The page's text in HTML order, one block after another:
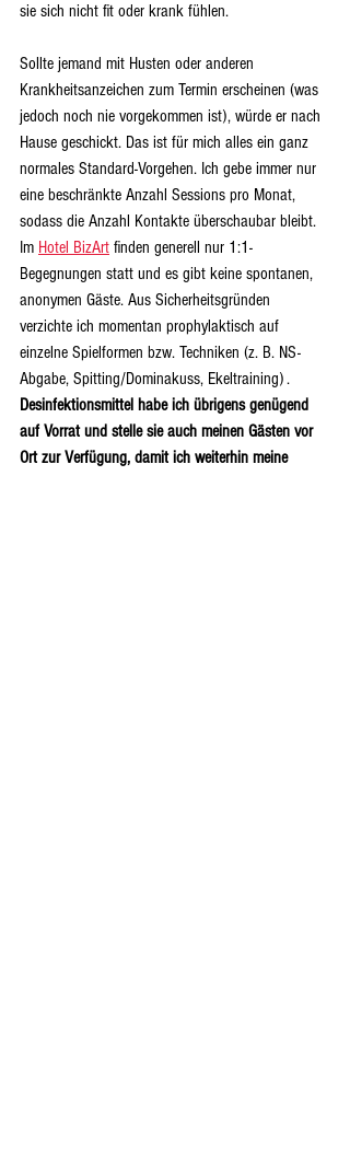
sie sich nicht fit oder krank fühlen.
Sollte jemand mit Husten oder anderen
Krankheitsanzeichen zum Termin erscheinen (was
jedoch noch nie vorgekommen ist), würde er nach
Hause geschickt. Das ist für mich alles ein ganz
normales Standard-Vorgehen. Ich gebe immer nur
eine beschränkte Anzahl Sessions pro Monat,
sodass die Anzahl Kontakte überschaubar bleibt.
Im Hotel BizArt finden generell nur 1:1-
Begegnungen statt und es gibt keine spontanen,
anonymen Gäste. Aus Sicherheitsgründen
verzichte ich momentan prophylaktisch auf
einzelne Spielformen bzw. Techniken (z. B. NS-
Abgabe, Spitting/Dominakuss, Ekeltraining) .
Desinfektionsmittel habe ich übrigens genügend
auf Vorrat und stelle sie auch meinen Gästen vor
Ort zur Verfügung, damit ich weiterhin meine